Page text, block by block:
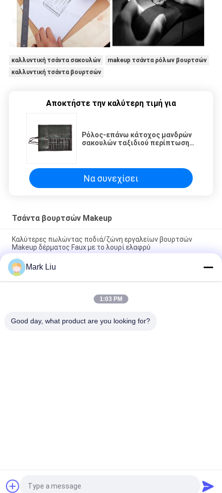
καλλυντική τσάντα σακουλών
makeup τσάντα ρόλων βουρτσών
καλλυντική τσάντα βουρτσών
Αποκτήστε την καλύτερη τιμή για
Ρόλος-επάνω κάτοχος μανδρών
σακουλών ταξιδιού περίπτωσης
Να συνεχίσει
Τσάντα βουρτσών Makeup
Καλύτερες πωλώντας ποδιά/ζώνη εργαλείων βουρτσών
Makeup δέρματος Faux με το λουρί ελαφρύ
PU μολυβιών περίπτωσης σακουλών κυμάτων λωρίδων
φερμουάρ περάτωσης ταξιδιού καλλυντικός Makeup
κάτοχος χαρτικών μανδρών τσαντών χαριτωμένος
Επαγγελματική Toiletry σακουλών ρόλων βουρτσών Makeup
Αίτηση κράτησης
Mark Liu
1:03 PM
Good day, what product are you looking for?